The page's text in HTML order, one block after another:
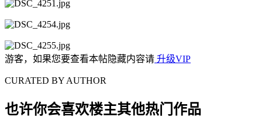
游客，如果您要查看本帖隐藏内容请 升级VIP
CURATED BY AUTHOR
也许你会喜欢楼主其他热门作品